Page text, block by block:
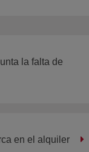
la falta de
en el alquiler